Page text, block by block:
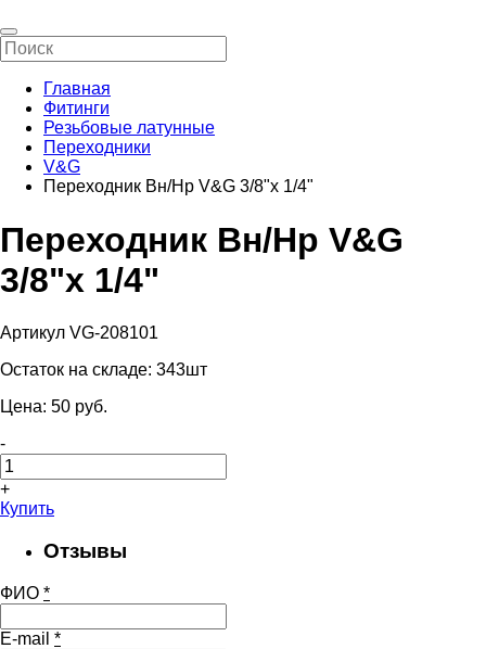
Главная
Фитинги
Резьбовые латунные
Переходники
V&G
Переходник Вн/Нр V&G 3/8"х 1/4"
Переходник Вн/Нр V&G
3/8"х 1/4"
Артикул VG-208101
Остаток на складе: 343шт
Цена: 50 pуб.
-
+
Купить
Отзывы
ФИО *
E-mail *